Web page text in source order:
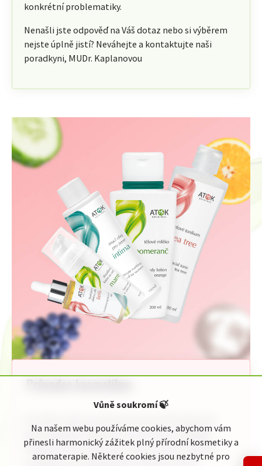
Vůně soukromí🍃
Na našem webu používáme cookies, abychom vám
přinesli harmonický zážitek plný přírodní kosmetiky a
aromaterapie. Některé cookies jsou nezbytné pro
konkrétní problematiky.
Nenašli jste odpověď na Váš dotaz nebo si výběrem
nejste úplně jistí? Neváhejte a kontaktujte naši
poradkyni, MUDr. Kaplanovou
jednoduchého průvodce kosmetickou nabídkou
Original ATOK. Naleznete zde celou naši nabídku
rozdělenou do přehledných kategorií podle